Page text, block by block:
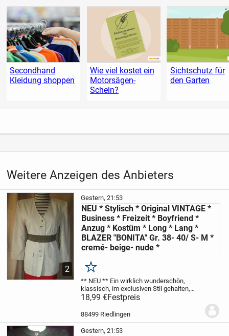
Secondhand
Kleidung shoppen
Wie viel kostet ein
Motorsägen-
Schein?
Sichtschutz für
den Garten
Weitere Anzeigen des Anbieters
2
Gestern, 21:53
NEU * Stylisch * Original VINTAGE *
Business * Freizeit * Boyfriend *
Anzug * Kostüm * Long * Lang *
BLAZER "BONITA" Gr. 38- 40/ S- M *
cremé- beige- nude *
Merken
** NEU ** Ein wirklich wunderschön,
klassisch, im exclusiven Stil gehalten,
hochwertig cremé- beige * nude
ORIGINAL VINTAGE
BOYFRIEND * BLAZER
18,99 €Festpreis
88499 Riedlingen
Gestern, 21:53